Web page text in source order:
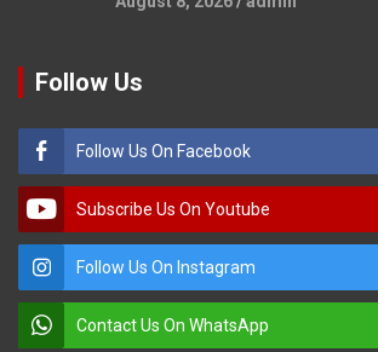
Follow Us
Follow Us On Facebook
Subscribe Us On Youtube
Follow Us On Instagram
Contact Us On WhatsApp